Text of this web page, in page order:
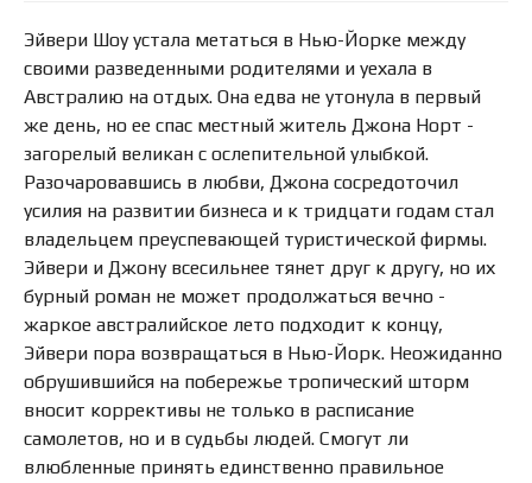
Эйвери Шоу устала метаться в Нью-Йорке между
своими разведенными родителями и уехала в
Австралию на отдых. Она едва не утонула в первый
же день, но ее спас местный житель Джона Норт -
загорелый великан с ослепительной улыбкой.
Разочаровавшись в любви, Джона сосредоточил
усилия на развитии бизнеса и к тридцати годам стал
владельцем преуспевающей туристической фирмы.
Эйвери и Джону всесильнее тянет друг к другу, но их
бурный роман не может продолжаться вечно -
жаркое австралийское лето подходит к концу,
Эйвери пора возвращаться в Нью-Йорк. Неожиданно
обрушившийся на побережье тропический шторм
вносит коррективы не только в расписание
самолетов, но и в судьбы людей. Смогут ли
влюбленные принять единственно правильное